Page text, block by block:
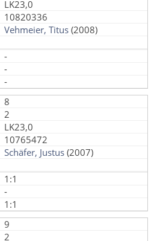
LK23,0
10820336
Vehmeier, Titus (2008)
-
-
-
8
2
LK23,0
10765472
Schäfer, Justus (2007)
1:1
-
1:1
9
2